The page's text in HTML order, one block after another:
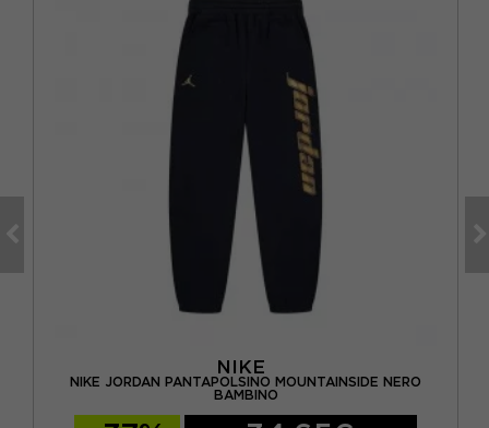
NIKE
NIKE JORDAN PANTAPOLSINO MOUNTAINSIDE NERO
BAMBINO